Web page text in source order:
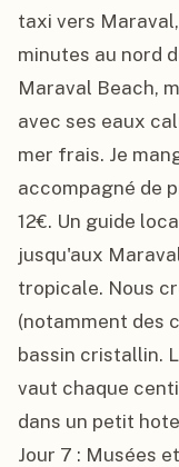
taxi vers
minutes au nord
Maraval Beach,
avec ses eaux
mer frais. Je
accompagné de
12€. Un guide
jusqu'aux
tropicale. Nous
(notamment des
bassin cristallin.
vaut chaque
dans un petit
Jour 7 : Musées